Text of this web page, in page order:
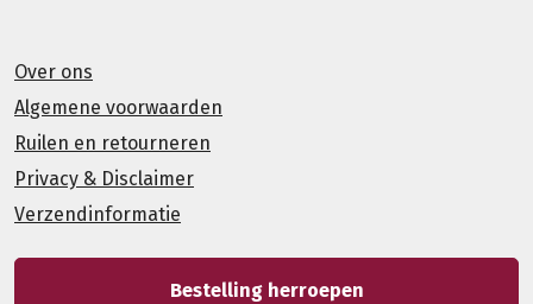
Over ons
Algemene voorwaarden
Ruilen en retourneren
Privacy & Disclaimer
Verzendinformatie
Bestelling herroepen